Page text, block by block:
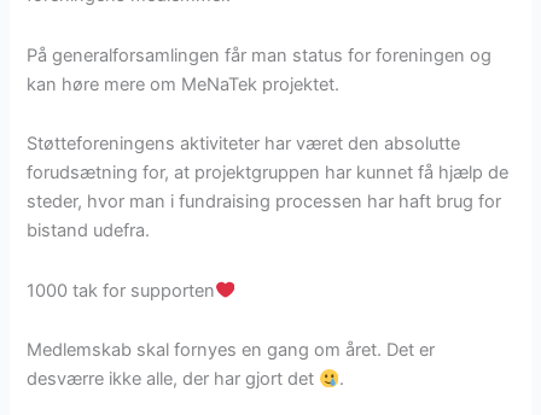
På generalforsamlingen får man status for foreningen og
kan høre mere om MeNaTek projektet.
Støtteforeningens aktiviteter har været den absolutte
forudsætning for, at projektgruppen har kunnet få hjælp de
steder, hvor man i fundraising processen har haft brug for
bistand udefra.
1000 tak for supporten
Medlemskab skal fornyes en gang om året. Det er
desværre ikke alle, der har gjort det
.